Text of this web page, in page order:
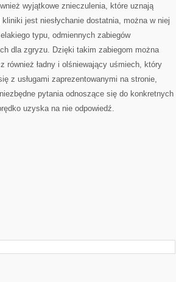
wyjątkowe znieczulenia, które uznają
jest niesłychanie dostatnia, można w niej
typu, odmiennych zabiegów
dla zgryzu. Dzięki takim zabiegom można
również ładny i olśniewający uśmiech, który
z usługami zaprezentowanymi na stronie,
pytania odnoszące się do konkretnych
uzyska na nie odpowiedź.